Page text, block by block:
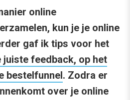
online
kun je je online
gaf ik tips voor het
juiste feedback, op het
bestelfunnel. Zodra er
over je online